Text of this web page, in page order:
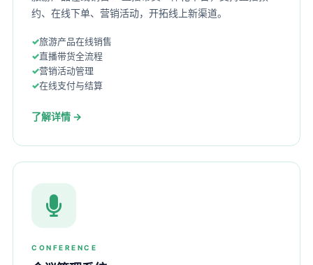
约、在线下单、营销活动，开拓线上新渠道。
旅游产品在线销售
直播带货全流程
营销活动管理
在线支付与结算
了解详情 →
CONFERENCE